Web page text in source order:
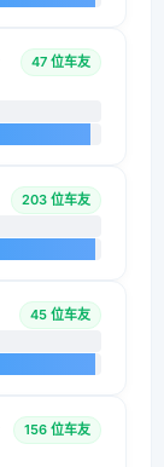
47 位车友
203 位车友
45 位车友
156 位车友